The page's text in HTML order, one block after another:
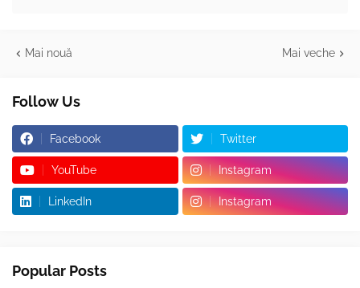
Mai nouă Mai veche
Follow Us
Facebook Twitter
YouTube Instagram
LinkedIn Instagram
Popular Posts